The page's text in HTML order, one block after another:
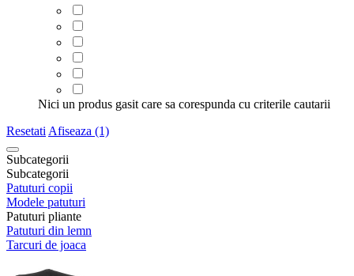
Nici un produs gasit care sa corespunda cu criterile cautarii
Resetati Afiseaza (1)
Subcategorii
Subcategorii
Patuturi copii
Modele patuturi
Patuturi pliante
Patuturi din lemn
Tarcuri de joaca